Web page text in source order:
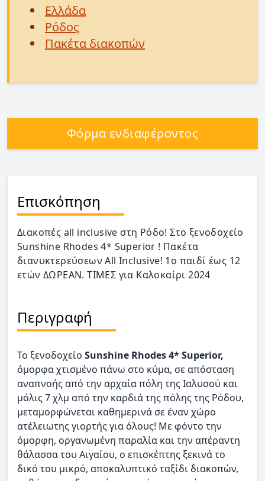
Ελλάδα
Ρόδος
Πακέτα διακοπών
Φόρμα ενδιαφέροντος
Επισκόπηση
Διακοπές all inclusive στη Ρόδο! Στο ξενοδοχείο
Sunshine Rhodes 4* Superior ! Πακέτα
διανυκτερεύσεων All Inclusive! 1ο παιδί έως 12
ετών ΔΩΡΕΑΝ. ΤΙΜΕΣ για Καλοκαίρι 2024
Περιγραφή
Το ξενοδοχείο Sunshine Rhodes 4* Superior,
όμορφα χτισμένο πάνω στο κύμα, σε απόσταση
αναπνοής από την αρχαία πόλη της Ιαλυσού και
μόλις 7 χλμ από την καρδιά της πόλης της Ρόδου,
μεταμορφώνεται καθημερινά σε έναν χώρο
ατέλειωτης γιορτής για όλους! Με φόντο την
όμορφη, οργανωμένη παραλία και την απέραντη
θάλασσα του Αιγαίου, ο επισκέπτης ξεκινά το
δικό του μικρό, αποκαλυπτικό ταξίδι διακοπών,